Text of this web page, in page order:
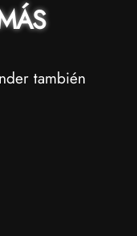
también